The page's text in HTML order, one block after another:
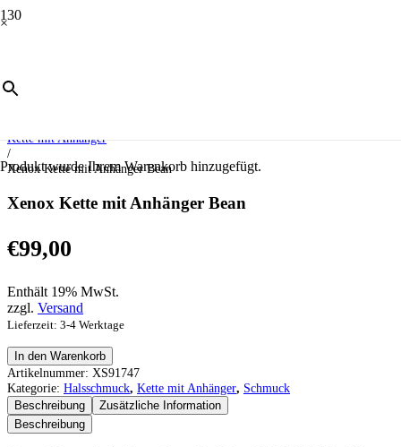
×
Produktwurde Ihrem Warenkorb hinzugefügt.
/
Kette mit Anhänger
/
Xenox Kette mit Anhänger Bean
Xenox Kette mit Anhänger Bean
€99,00
Enthält 19% MwSt.
zzgl. Versand
Lieferzeit: 3-4 Werktage
Xenox
Kette
mit
Anhänger
Bean
Menge
In den Warenkorb
Artikelnummer: XS91747
Kategorie: Halsschmuck, Kette mit Anhänger, Schmuck
Beschreibung
Zusätzliche Information
Beschreibung